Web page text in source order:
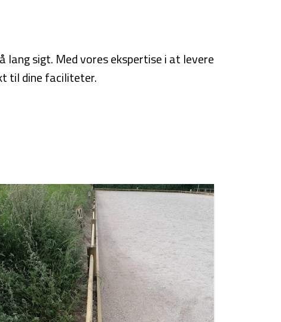
sigt. Med vores ekspertise i at levere
til dine faciliteter.